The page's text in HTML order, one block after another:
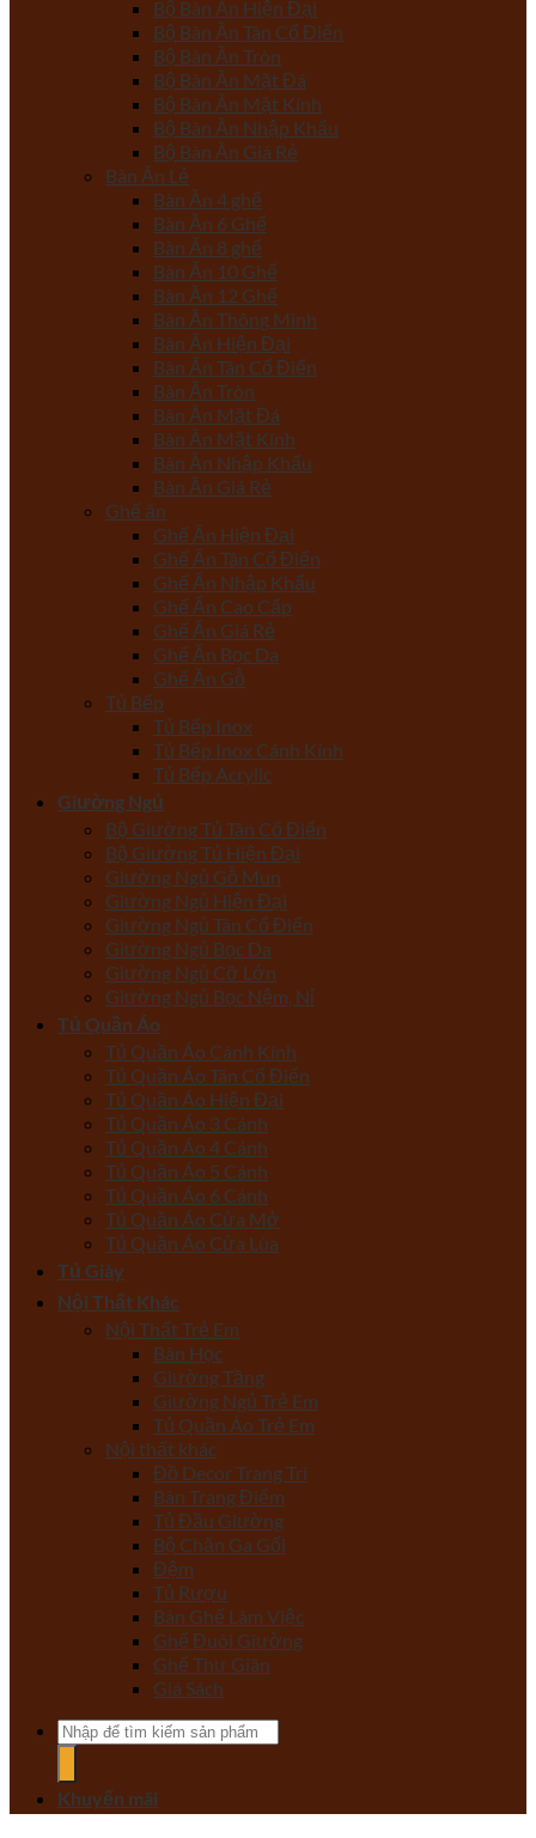
Bộ Bàn Ăn Hiện Đại
Bộ Bàn Ăn Tân Cổ Điển
Bộ Bàn Ăn Tròn
Bộ Bàn Ăn Mặt Đá
Bộ Bàn Ăn Mặt Kính
Bộ Bàn Ăn Nhập Khẩu
Bộ Bàn Ăn Giá Rẻ
Bàn Ăn Lẻ
Bàn Ăn 4 ghế
Bàn Ăn 6 Ghế
Bàn Ăn 8 ghế
Bàn Ăn 10 Ghế
Bàn Ăn 12 Ghế
Bàn Ăn Thông Minh
Bàn Ăn Hiện Đại
Bàn Ăn Tân Cổ Điển
Bàn Ăn Tròn
Bàn Ăn Mặt Đá
Bàn Ăn Mặt Kính
Bàn Ăn Nhập Khẩu
Bàn Ăn Giá Rẻ
Ghế ăn
Ghế Ăn Hiện Đại
Ghế Ăn Tân Cổ Điển
Ghế Ăn Nhập Khẩu
Ghế Ăn Cao Cấp
Ghế Ăn Giá Rẻ
Ghế Ăn Bọc Da
Ghế Ăn Gỗ
Tủ Bếp
Tủ Bếp Inox
Tủ Bếp Inox Cánh Kính
Tủ Bếp Acrylic
Giường Ngủ
Bộ Giường Tủ Tân Cổ Điển
Bộ Giường Tủ Hiện Đại
Giường Ngủ Gỗ Mun
Giường Ngủ Hiện Đại
Giường Ngủ Tân Cổ Điển
Giường Ngủ Bọc Da
Giường Ngủ Cỡ Lớn
Giường Ngủ Bọc Nệm, Nỉ
Tủ Quần Áo
Tủ Quần Áo Cánh Kính
Tủ Quần Áo Tân Cổ Điển
Tủ Quần Áo Hiện Đại
Tủ Quần Áo 3 Cánh
Tủ Quần Áo 4 Cánh
Tủ Quần Áo 5 Cánh
Tủ Quần Áo 6 Cánh
Tủ Quần Áo Cửa Mở
Tủ Quần Áo Cửa Lùa
Tủ Giày
Nội Thất Khác
Nội Thất Trẻ Em
Bàn Học
Giường Tầng
Giường Ngủ Trẻ Em
Tủ Quần Áo Trẻ Em
Nội thất khác
Đồ Decor Trang Trí
Bàn Trang Điểm
Tủ Đầu Giường
Bộ Chăn Ga Gối
Đệm
Tủ Rượu
Bàn Ghế Làm Việc
Ghế Đuôi Giường
Ghế Thư Giãn
Giá Sách
Tìm
kiếm:
Khuyến mãi